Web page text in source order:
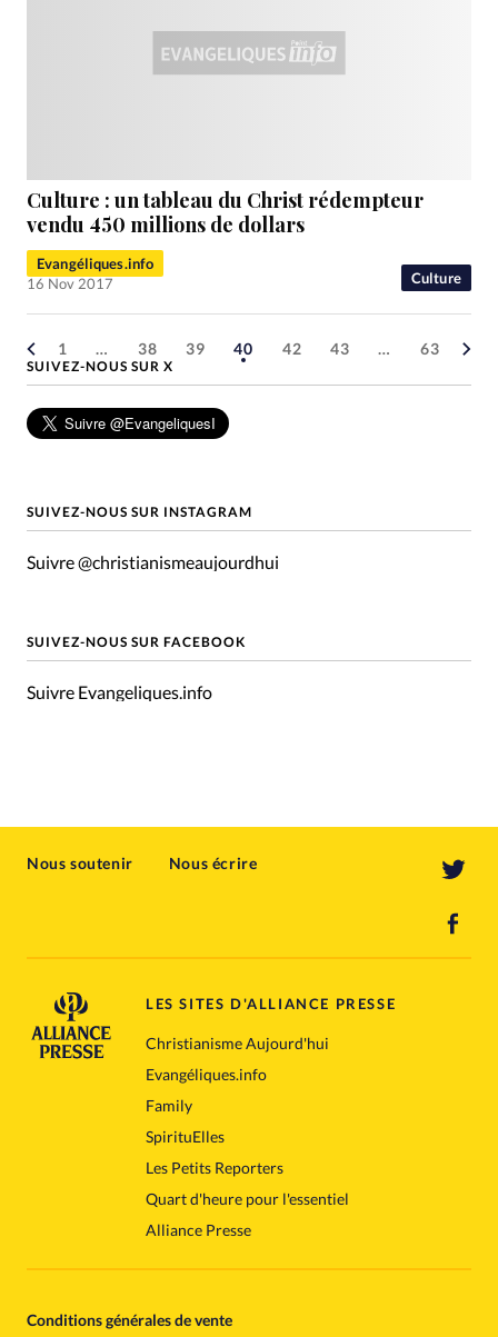
Culture
Culture : un tableau du Christ rédempteur
vendu 450 millions de dollars
Evangéliques.info
16 Nov 2017
1 … 38 39 40 42 43 … 63
SUIVEZ-NOUS SUR X
SUIVEZ-NOUS SUR INSTAGRAM
Suivre @christianismeaujourdhui
SUIVEZ-NOUS SUR FACEBOOK
Suivre Evangeliques.info
Nous soutenir Nous écrire
LES SITES D'ALLIANCE PRESSE
Christianisme Aujourd'hui
Evangéliques.info
Family
SpirituElles
Les Petits Reporters
Quart d'heure pour l'essentiel
Alliance Presse
Conditions générales de vente